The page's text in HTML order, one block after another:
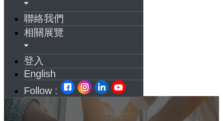
聯絡我們
相關展覽
登入
English
Follow :